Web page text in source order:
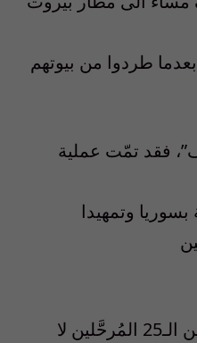
طردوا من بيوتهم
فقد تمّت عملية
بسوريا وتمهيدا
والمُلفت للنظر أن اللبنانيين الـ25 المُرحَّلين لا